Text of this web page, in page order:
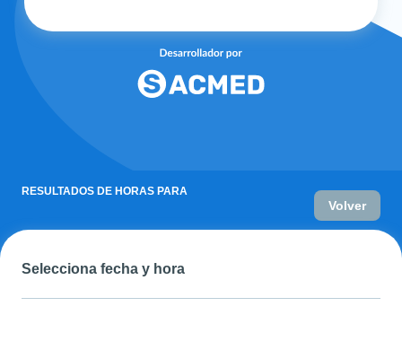
RESULTADOS DE HORAS PARA
Volver
Selecciona fecha y hora